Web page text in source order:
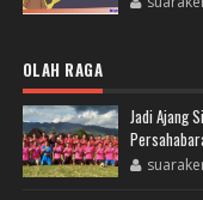
OLAH RAGA
Jadi Ajang